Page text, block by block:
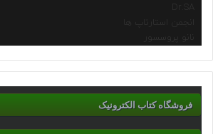
انجمن استارتاپ ها
نانو پروسسور
فروشگاه کتاب الکترونیک